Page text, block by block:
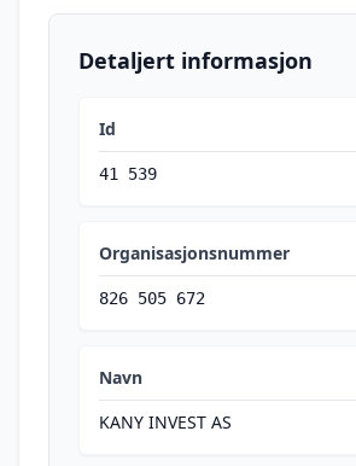
Detaljert informasjon
Id
41 539
Organisasjonsnummer
826 505 672
Navn
KANY INVEST AS